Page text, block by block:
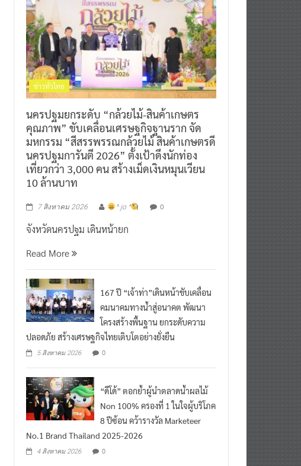
ข่าวทั่วไทย
นครปฐมยกระดับ “กล้วยไม้-สินค้าเกษตร
คุณภาพ” ขับเคลื่อนเศรษฐกิจฐานราก จัด
มหกรรม “สีสรรพรรณกล้วยไม้ สินค้าเกษตรดี
นครปฐมการันตี 2026” ตั้งเป้าดึงนักท่อง
เที่ยวกว่า 3,000 คน สร้างเม็ดเงินหมุนเวียน
10 ล้านบาท
7 สิงหาคม 2026 ^ jo ^ 0
จังหวัดนครปฐม เดินหน้ายก
Read More
167 ปี “เจ้าท่า”เดินหน้าขับเคลื่อน
คมนาคมทางน้ำสู่อนาคต พัฒนา
โครงสร้างพื้นฐาน ยกระดับความ
ปลอดภัย สร้างเศรษฐกิจไทยเติบโตอย่างยั่งยืน
5 สิงหาคม 2026 0
“ดีโด้” ตอกย้ำผู้นำตลาดน้ำผลไม้
Non 100% ครองที่ 1 ในใจผู้บริโภค
8 ปีซ้อน คว้ารางวัล Marketeer
No.1 Brand Thailand 2025-2026
4 สิงหาคม 2026 0